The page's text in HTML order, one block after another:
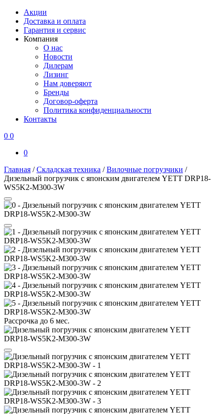
Акции
Доставка и оплата
Гарантия и сервис
Компания
О нас
Новости
Дилерам
Лизинг
Нам доверяют
Бренды
Договор-оферта
Политика конфиденциальности
Контакты
0 0
0
Главная /Складская техника /Вилочные погрузчики /
Дизельный погрузчик с японским двигателем YETT DRP18-
WS5K2-M300-3W
Рассрочка до 6 мес.